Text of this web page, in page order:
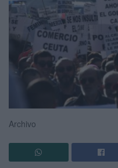
Archivo